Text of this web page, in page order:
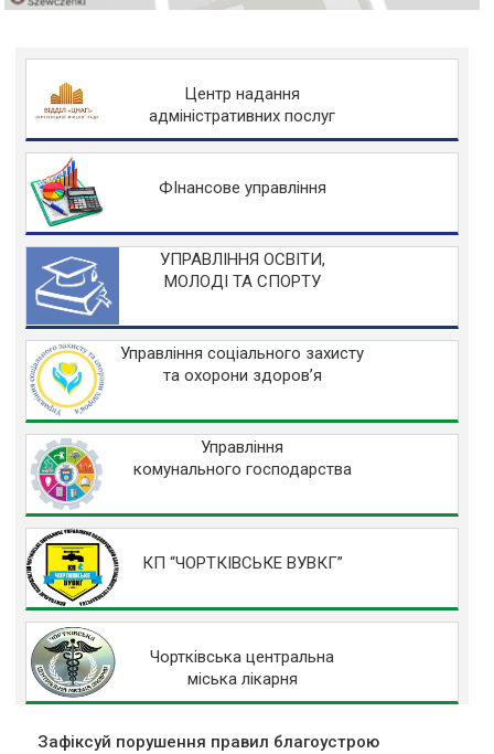
Центр надання
адміністративних послуг
ФІнансове управління
УПРАВЛІННЯ ОСВІТИ,
МОЛОДІ ТА СПОРТУ
Управління соціального захисту
та охорони здоров’я
Управління
комунального господарства
КП “ЧОРТКІВСЬКЕ ВУВКГ”
Чортківська центральна
міська лікарня
Зафіксуй порушення правил благоустрою